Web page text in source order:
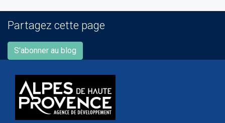
Partagez cette page
S'abonner au blog